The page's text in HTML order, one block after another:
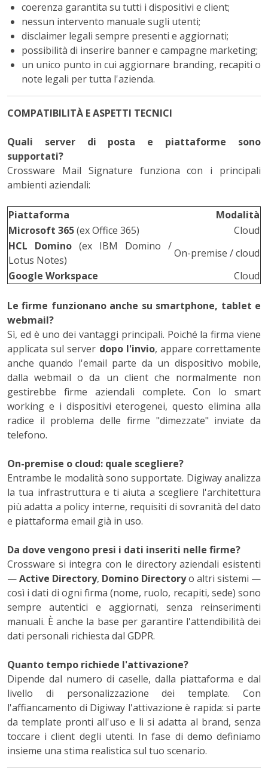
coerenza garantita su tutti i dispositivi e client;
nessun intervento manuale sugli utenti;
disclaimer legali sempre presenti e aggiornati;
possibilità di inserire banner e campagne marketing;
un unico punto in cui aggiornare branding, recapiti o
note legali per tutta l'azienda.
COMPATIBILITÀ E ASPETTI TECNICI
Quali server di posta e piattaforme sono
supportati?
Crossware Mail Signature funziona con i principali
ambienti aziendali:
Piattaforma
Modalità
Microsoft 365(ex Office 365)
Cloud
HCL Domino (ex IBM Domino /
Lotus Notes)
On-premise / cloud
Google Workspace
Cloud
Le firme funzionano anche su smartphone, tablet e
webmail?
Sì, ed è uno dei vantaggi principali. Poiché la firma viene
applicata sul server dopo l'invio, appare correttamente
anche quando l'email parte da un dispositivo mobile,
dalla webmail o da un client che normalmente non
gestirebbe firme aziendali complete. Con lo smart
working e i dispositivi eterogenei, questo elimina alla
radice il problema delle firme "dimezzate" inviate da
telefono.
On-premise o cloud: quale scegliere?
Entrambe le modalità sono supportate. Digiway analizza
la tua infrastruttura e ti aiuta a scegliere l'architettura
più adatta a policy interne, requisiti di sovranità del dato
e piattaforma email già in uso.
Da dove vengono presi i dati inseriti nelle firme?
Crossware si integra con le directory aziendali esistenti
—Active Directory, Domino Directoryo altri sistemi —
così i dati di ogni firma (nome, ruolo, recapiti, sede) sono
sempre autentici e aggiornati, senza reinserimenti
manuali. È anche la base per garantire l'attendibilità dei
dati personali richiesta dal GDPR.
Quanto tempo richiede l'attivazione?
Dipende dal numero di caselle, dalla piattaforma e dal
livello di personalizzazione dei template. Con
l'affiancamento di Digiway l'attivazione è rapida: si parte
da template pronti all'uso e li si adatta al brand, senza
toccare i client degli utenti. In fase di demo definiamo
insieme una stima realistica sul tuo scenario.